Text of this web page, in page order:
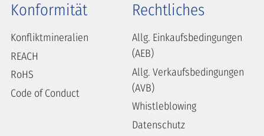
Konformität
Konfliktmineralien
REACH
RoHS
Code of Conduct
Rechtliches
Allg. Einkaufsbedingungen
(AEB)
Allg. Verkaufsbedingungen
(AVB)
Whistleblowing
Datenschutz